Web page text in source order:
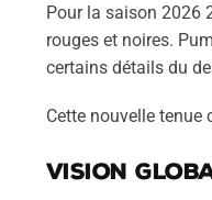
Pour la saison 2026
rouges et noires.
certains détails du
Cette nouvelle tenue
Vision